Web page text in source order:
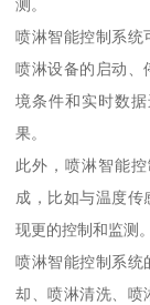
测。
喷淋智能控制系统
喷淋设备的启动、
境条件和实时数
果。
此外，喷淋智能
成，比如与温度传
现更的控制和监测。
喷淋智能控制系统
却、喷淋清洗、喷